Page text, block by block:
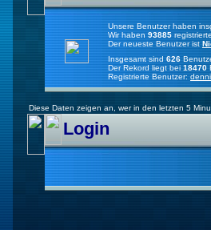
Unsere Benutzer haben
Wir haben 93885
Der neueste Benutzer ist
Insgesamt sind 626
Der Rekord liegt bei 18470
Registrierte Benutzer:
Diese Daten zeigen an, wer in den letzten 5
Login